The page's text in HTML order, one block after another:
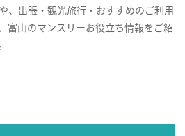
、出張・観光旅行・おすすめのご利用
富山のマンスリーお役立ち情報をご紹